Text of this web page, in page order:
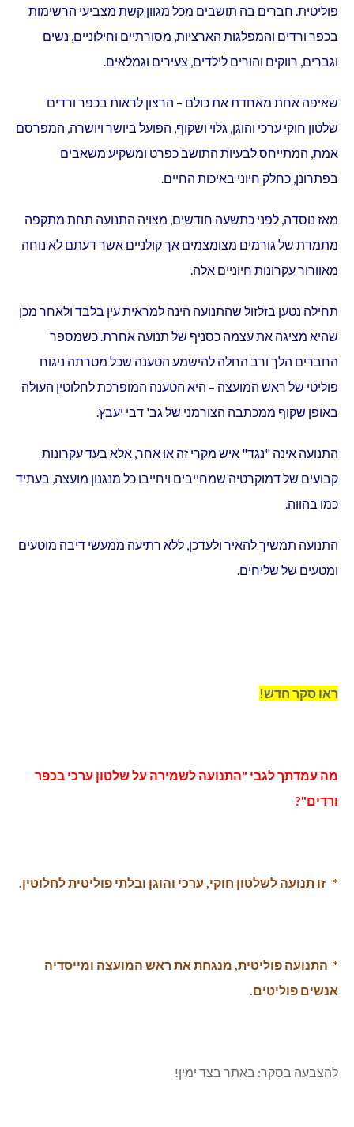
פוליטית. חברים בה תושבים מכל מגוון קשת מצביעי הרשימות
בכפר ורדים והמפלגות הארציות, מסורתיים וחילוניים, נשים
וגברים, רווקים והורים לילדים, צעירים וגמלאים.
שאיפה אחת מאחדת את כולם – הרצון לראות בכפר ורדים
שלטון חוקי ערכי והוגן, גלוי ושקוף, הפועל ביושר ויושרה, המפרסם
אמת, המתייחס לבעיות התושב כפרט ומשקיע משאבים
בפתרונן, כחלק חיוני באיכות החיים.
מאז נוסדה, לפני כתשעה חודשים, מצויה התנועה תחת מתקפה
מתמדת של גורמים מצומצמים אך קולניים אשר דעתם לא נוחה
מאוורור עקרונות חיוניים אלה.
תחילה נטען בזלזול שהתנועה הינה למראית עין בלבד ולאחר מכן
שהיא מציגה את עצמה כסניף של תנועה אחרת. כשמספר
החברים הלך ורב החלה להישמע הטענה שכל מטרתה ניגוח
פוליטי של ראש המועצה – היא הטענה המופרכת לחלוטין העולה
באופן שקוף ממכתבה הצורמני של גב' דבי יעבץ.
התנועה אינה "נגד" איש מקרי זה או אחר, אלא בעד עקרונות
קבועים של דמוקרטיה שמחייבים ויחייבו כל מנגנון מועצה, בעתיד
כמו בהווה.
התנועה תמשיך להאיר ולעדכן, ללא רתיעה ממעשי דיבה מוטעים
ומטעים של שליחים.
ראו סקר חדש!
מה עמדתך לגבי "התנועה לשמירה על שלטון ערכי בכפר
ורדים"?
* זו תנועה לשלטון חוקי, ערכי והוגן ובלתי פוליטית לחלוטין.
* התנועה פוליטית, מנגחת את ראש המועצה ומייסדיה
אנשים פוליטים.
להצבעה בסקר: באתר בצד ימין!